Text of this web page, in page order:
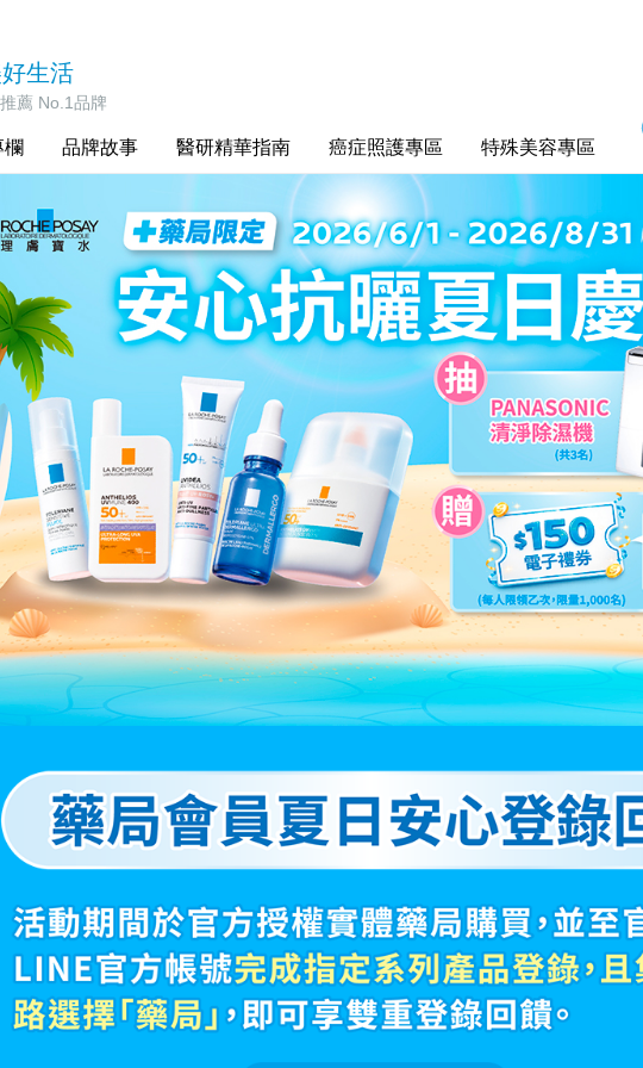
生活
薦 No.1品牌
欄 品牌故事 醫研精華指南 癌症照護專區 特殊美容專區